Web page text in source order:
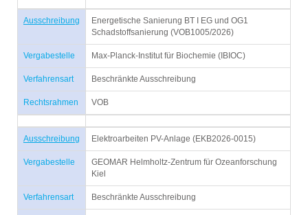
Ausschreibung
Energetische Sanierung BT I EG und OG1
Schadstoffsanierung (VOB1005/2026)
Vergabestelle Max-Planck-Institut für Biochemie (IBIOC)
Verfahrensart Beschränkte Ausschreibung
Rechtsrahmen VOB
Ausschreibung Elektroarbeiten PV-Anlage (EKB2026-0015)
Vergabestelle
GEOMAR Helmholtz-Zentrum für Ozeanforschung
Kiel
Verfahrensart Beschränkte Ausschreibung